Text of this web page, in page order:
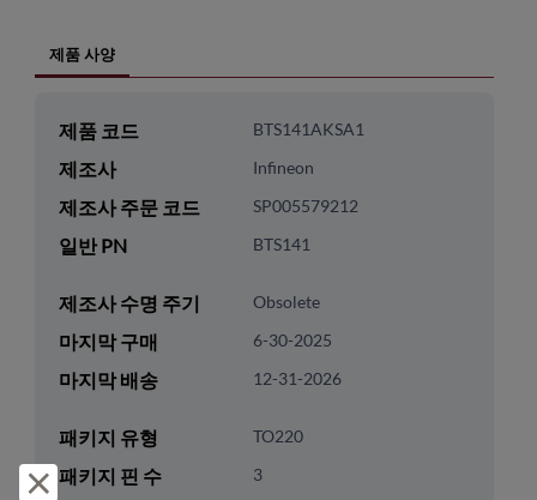
제품 사양
제품 코드 BTS141AKSA1
제조사 Infineon
제조사 주문 코드 SP005579212
일반 PN BTS141
제조사 수명 주기 Obsolete
마지막 구매 6-30-2025
마지막 배송 12-31-2026
패키지 유형 TO220
패키지 핀 수 3
거부 및 닫기